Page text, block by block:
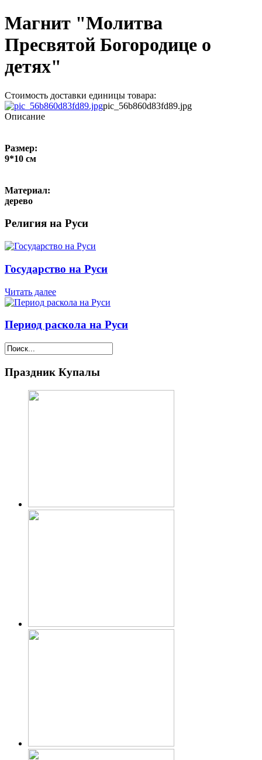
Магнит "Молитва
Пресвятой Богородице о
детях"
Стоимость доставки единицы товара:
pic_56b860d83fd89.jpg
Описание
Размер:
9*10 см
Материал:
дерево
Религия на Руси
Государство на Руси
Читать далее
Период раскола на Руси
Праздник Купалы